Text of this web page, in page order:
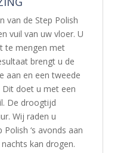
van de Step Polish
vuil van uw vloer. U
te mengen met
brengt u de
aan en een tweede
Dit doet u met een
De droogtijd
Wij raden u
‘s avonds aan
kan drogen.